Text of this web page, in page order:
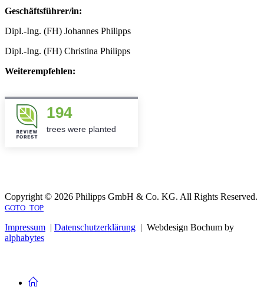
Geschäftsführer/in:
Dipl.-Ing. (FH) Johannes Philipps
Dipl.-Ing. (FH) Christina Philipps
Weiterempfehlen:
194
trees were planted
Copyright © 2026 Philipps GmbH & Co. KG. All Rights Reserved.
GOTO_TOP
Impressum | Datenschutzerklärung | Webdesign Bochum by
alphabytes